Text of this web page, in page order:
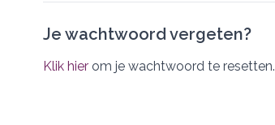
Je wachtwoord vergeten?
Klik hier om je wachtwoord te resetten.